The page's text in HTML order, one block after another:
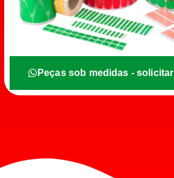
Peças sob medidas - solicitar